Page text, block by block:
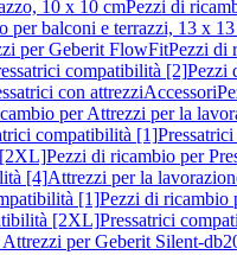
10 x 10 cmPezzi di
per balconi e terrazzi, 13 x
per Geberit FlowFitPezzi di
compatibilità [2]Pezzi
con attrezziAccessori
per Attrezzi per la
compatibilità [1]
[2XL]Pezzi di ricambio per
[4]Attrezzi per la
[1]Pezzi di ricambio
[2XL]Pressatrici
per Geberit Silent-